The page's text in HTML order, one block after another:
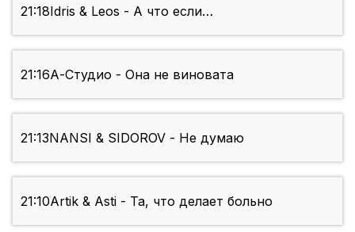
21:18Idris & Leos - А что если…
21:16А-Студио - Она не виновата
21:13NANSI & SIDOROV - Не думаю
21:10Artik & Asti - Та, что делает больно